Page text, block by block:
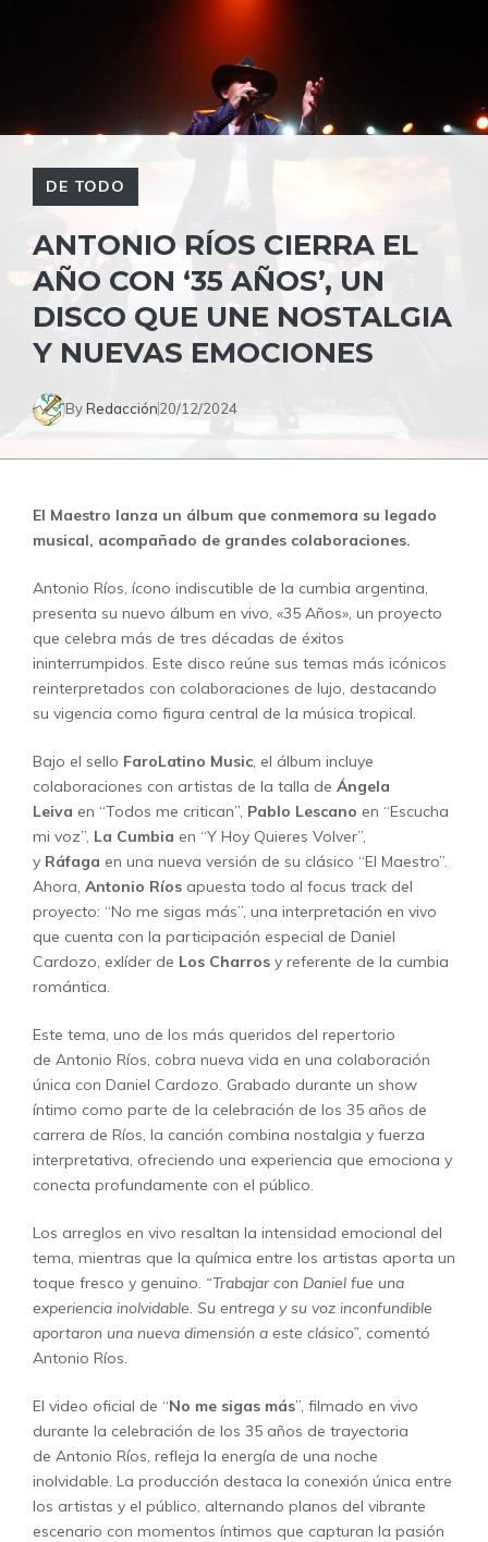
DE TODO
ANTONIO RÍOS CIERRA EL
AÑO CON ‘35 AÑOS’, UN
DISCO QUE UNE NOSTALGIA
Y NUEVAS EMOCIONES
ByRedacción20/12/2024
El Maestro lanza un álbum que conmemora su legado
musical, acompañado de grandes colaboraciones.
Antonio Ríos, ícono indiscutible de la cumbia argentina,
presenta su nuevo álbum en vivo, «35 Años», un proyecto
que celebra más de tres décadas de éxitos
ininterrumpidos. Este disco reúne sus temas más icónicos
reinterpretados con colaboraciones de lujo, destacando
su vigencia como figura central de la música tropical.
Bajo el sello FaroLatino Music, el álbum incluye
colaboraciones con artistas de la talla de Ángela
Leiva en “Todos me critican”, Pablo Lescano en “Escucha
mi voz”, La Cumbia en “Y Hoy Quieres Volver”,
y Ráfaga en una nueva versión de su clásico “El Maestro”.
Ahora, Antonio Ríos apuesta todo al focus track del
proyecto: “No me sigas más”, una interpretación en vivo
que cuenta con la participación especial de Daniel
Cardozo, exlíder de Los Charros y referente de la cumbia
romántica.
Este tema, uno de los más queridos del repertorio
de Antonio Ríos, cobra nueva vida en una colaboración
única con Daniel Cardozo. Grabado durante un show
íntimo como parte de la celebración de los 35 años de
carrera de Ríos, la canción combina nostalgia y fuerza
interpretativa, ofreciendo una experiencia que emociona y
conecta profundamente con el público.
Los arreglos en vivo resaltan la intensidad emocional del
tema, mientras que la química entre los artistas aporta un
toque fresco y genuino. “Trabajar con Daniel fue una
experiencia inolvidable. Su entrega y su voz inconfundible
aportaron una nueva dimensión a este clásico”, comentó
Antonio Ríos.
El video oficial de “No me sigas más”, filmado en vivo
durante la celebración de los 35 años de trayectoria
de Antonio Ríos, refleja la energía de una noche
inolvidable. La producción destaca la conexión única entre
los artistas y el público, alternando planos del vibrante
escenario con momentos íntimos que capturan la pasión